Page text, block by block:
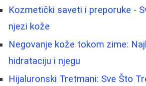
Kozmetički saveti i preporuke -
njezi kože
Negovanje kože tokom zime:
hidrataciju i njegu
Hijaluronski Tretmani: Sve Što